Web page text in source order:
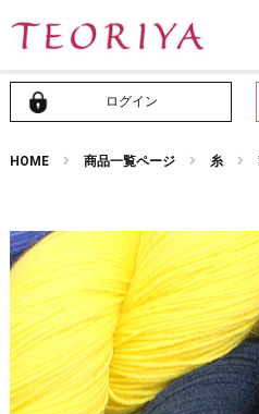
ログイン
HOME 商品一覧ページ 糸